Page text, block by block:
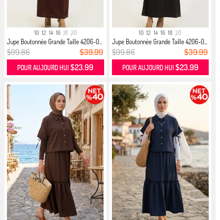
10 12 14 16 18 20
Jupe Boutonnée Grande Taille 4206-0...
$99.86 $39.99
POUR AUJOURD HUI$23.99
10 12 14 16 18 20
Jupe Boutonnée Grande Taille 4206-0...
$99.86 $39.99
POUR AUJOURD HUI $23.99